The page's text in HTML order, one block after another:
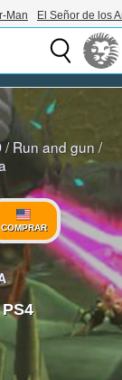
Man El Señor de los
/Run and gun /
COMPRAR
PS4